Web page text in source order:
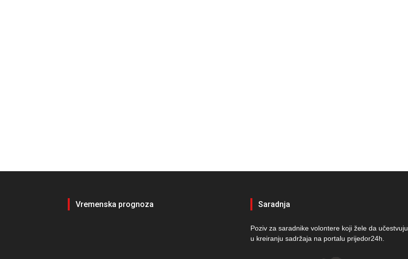
Vremenska prognoza Saradnja
Poziv za saradnike volontere koji žele da učestvuju
u kreiranju sadržaja na portalu prijedor24h.